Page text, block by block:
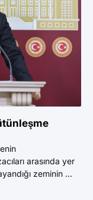
arasında yer
zeminin ...